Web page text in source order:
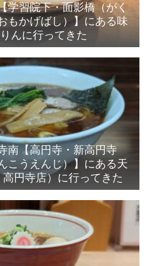
学習院下・面影橋（がく
もかげばし）】にある味
んに行ってきた
南【高円寺・新高円寺
こうえんじ）】にある天
円寺店）に行ってきた